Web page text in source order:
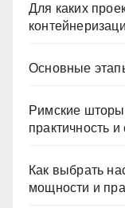
Для каких
Основные
Римские шторы
практичность и
Как выбрать
мощности и